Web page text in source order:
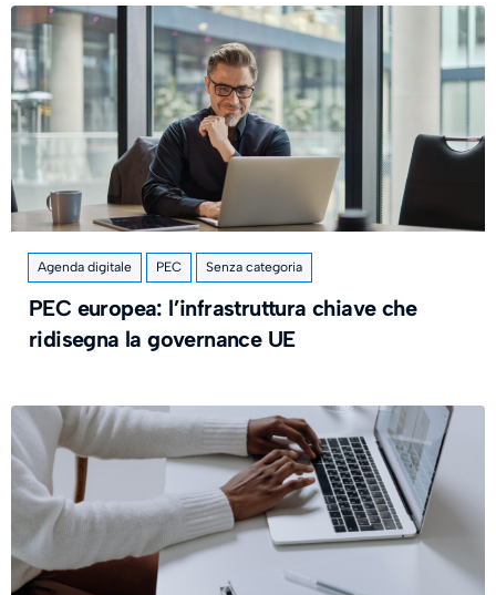
Agenda digitale PEC Senza categoria
PEC europea: l’infrastruttura chiave che
ridisegna la governance UE